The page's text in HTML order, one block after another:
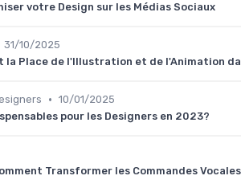
votre Design sur les Médias Sociaux
31/10/2025
la Place de l'Illustration et de l'Animation
• 10/01/2025
pour les Designers en 2023?
Transformer les Commandes